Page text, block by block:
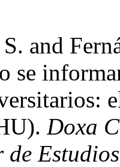
and
se
Doxa